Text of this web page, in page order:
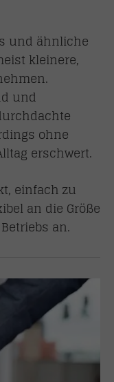
und ähnliche
kleinere,
und
ohne
erschwert.
einfach zu
an die Größe
an.